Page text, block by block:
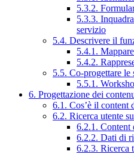
5.3.2.
5.3.3.
servizio
5.4. Descrivere il
5.4.1.
5.4.2.
5.5. Co-progettare le
5.5.1.
6. Progettazione dei
6.1. Cos’è il content
6.2. Ricerca utente
6.2.1. Content
6.2.2. Dati di
6.2.3. Ricerca